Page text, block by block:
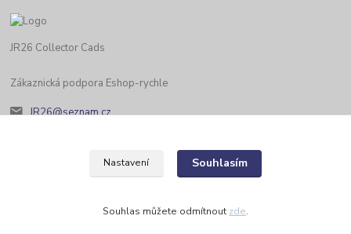
JR26 Collector Cads
Zákaznická podpora Eshop-rychle
JR26@seznam.cz
Nastavení Souhlasím
Souhlas můžete odmítnout zde.